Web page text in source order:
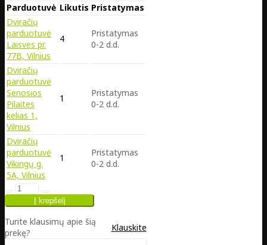
Parduotuvė Likutis Pristatymas
Dviračių
parduotuvė
Laisves pr.
77B, Vilnius
4
Pristatymas
0-2 d.d.
Dviračių
parduotuvė
Senosios
Pilaites
kelias 1,
Vilnius
1
Pristatymas
0-2 d.d.
Dviračių
parduotuvė
Vikingų g.
5A, Vilnius
1
Pristatymas
0-2 d.d.
Turite klausimų apie šią
prekę?
Klauskite